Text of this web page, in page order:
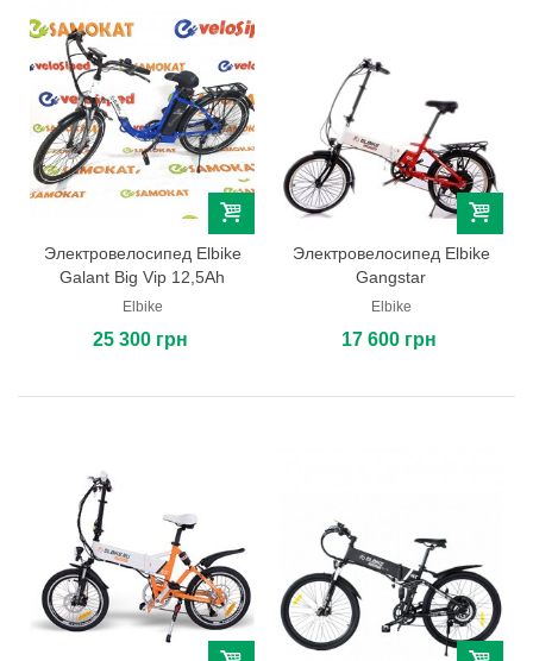
Электровелосипед Elbike
Galant Big Vip 12,5Ah
Elbike
25 300 грн
Электровелосипед Elbike
Gangstar
Elbike
17 600 грн